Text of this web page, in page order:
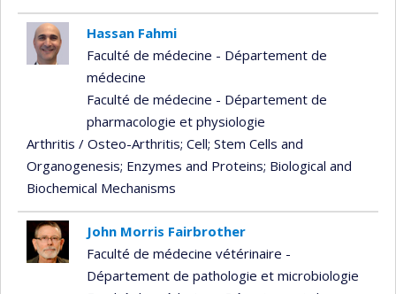
Hassan Fahmi
Faculté de médecine - Département de
médecine
Faculté de médecine - Département de
pharmacologie et physiologie
Arthritis / Osteo-Arthritis; Cell; Stem Cells and
Organogenesis; Enzymes and Proteins; Biological and
Biochemical Mechanisms
John Morris Fairbrother
Faculté de médecine vétérinaire -
Département de pathologie et microbiologie